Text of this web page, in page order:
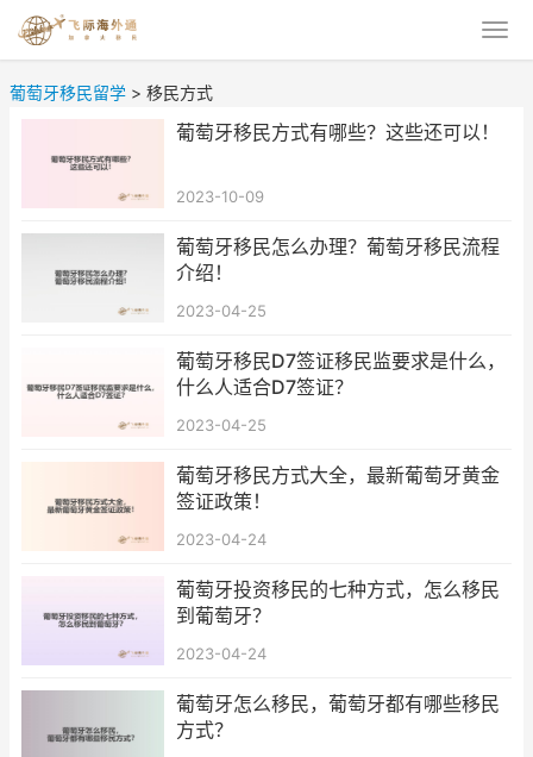
葡萄牙移民留学 > 移民方式
葡萄牙移民方式有哪些？这些还可以！
2023-10-09
葡萄牙移民怎么办理？葡萄牙移民流程
介绍！
2023-04-25
葡萄牙移民D7签证移民监要求是什么，
什么人适合D7签证？
2023-04-25
葡萄牙移民方式大全，最新葡萄牙黄金
签证政策！
2023-04-24
葡萄牙投资移民的七种方式，怎么移民
到葡萄牙？
2023-04-24
葡萄牙怎么移民，葡萄牙都有哪些移民
方式？